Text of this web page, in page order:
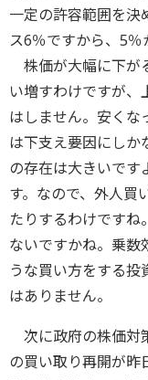
一定の許容範囲を決
ス6％ですから、5％
株価が大幅に下が
い増すわけですが、
はしません。安くな
は下支え要因にしか
の存在は大きいです
す。なので、外人買
たりするわけですね
ないですかね。乗数
うな買い方をする
はありません。
次に政府の株価対
の買い取り再開が昨